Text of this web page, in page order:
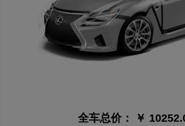
全车总价： ￥